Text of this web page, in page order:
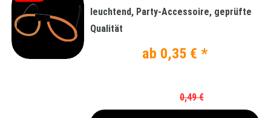
leuchtend, Party-Accessoire, geprüfte
Qualität
0,49 €
ab 0,35 € *